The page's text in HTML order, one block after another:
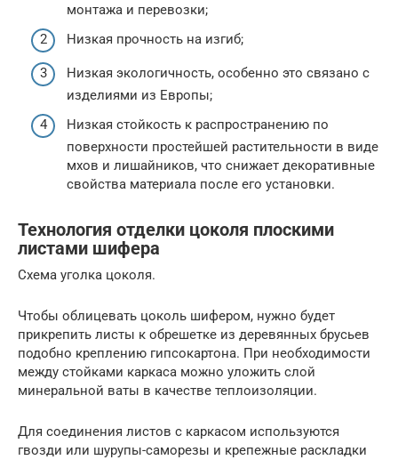
монтажа и перевозки;
Низкая прочность на изгиб;
Низкая экологичность, особенно это связано с
изделиями из Европы;
Низкая стойкость к распространению по
поверхности простейшей растительности в виде
мхов и лишайников, что снижает декоративные
свойства материала после его установки.
Технология отделки цоколя плоскими
листами шифера
Схема уголка цоколя.
Чтобы облицевать цоколь шифером, нужно будет
прикрепить листы к обрешетке из деревянных брусьев
подобно креплению гипсокартона. При необходимости
между стойками каркаса можно уложить слой
минеральной ваты в качестве теплоизоляции.
Для соединения листов с каркасом используются
гвозди или шурупы-саморезы и крепежные раскладки